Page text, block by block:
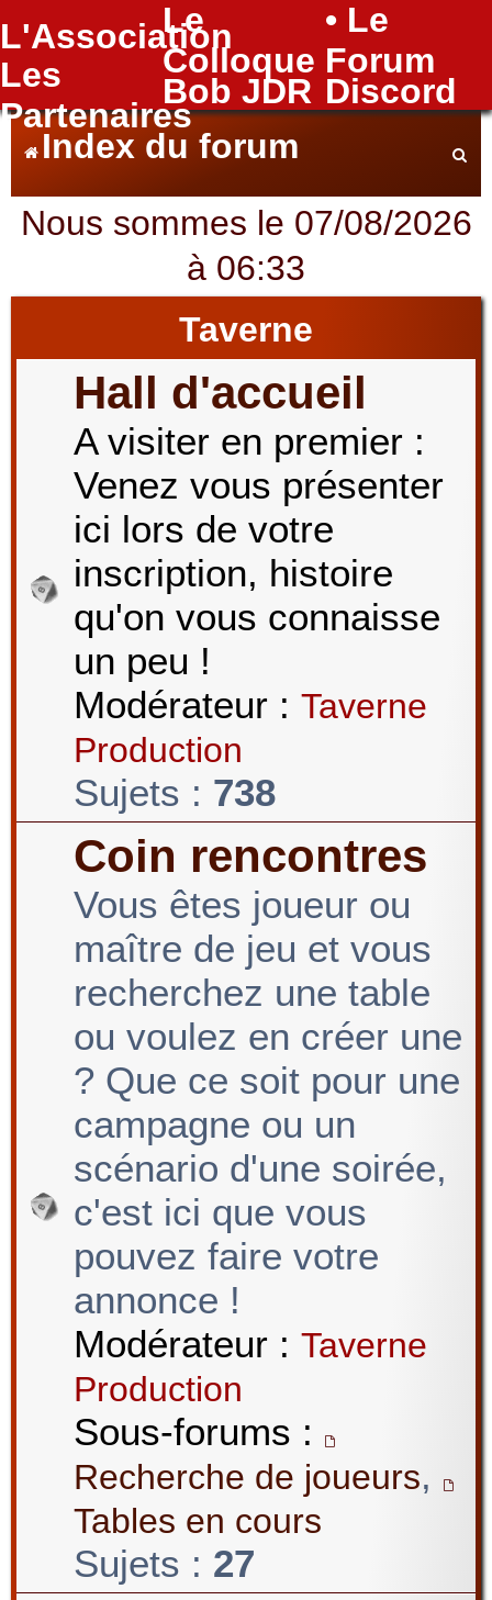
L'Association
Le
Colloque
• Le
Forum
Les
Partenaires
Bob JDR Discord
FAQ
Index du forum
e
e
Nous sommes le 07/08/2026
à 06:33
Taverne
Hall d'accueil
A visiter en premier :
Venez vous présenter
ici lors de votre
inscription, histoire
qu'on vous connaisse
un peu !
Modérateur : Taverne
Production
Sujets : 738
Coin rencontres
Vous êtes joueur ou
maître de jeu et vous
recherchez une table
ou voulez en créer une
? Que ce soit pour une
campagne ou un
scénario d'une soirée,
c'est ici que vous
pouvez faire votre
annonce !
Modérateur : Taverne
Production
Sous-forums :
Recherche de joueurs,
Tables en cours
Sujets : 27